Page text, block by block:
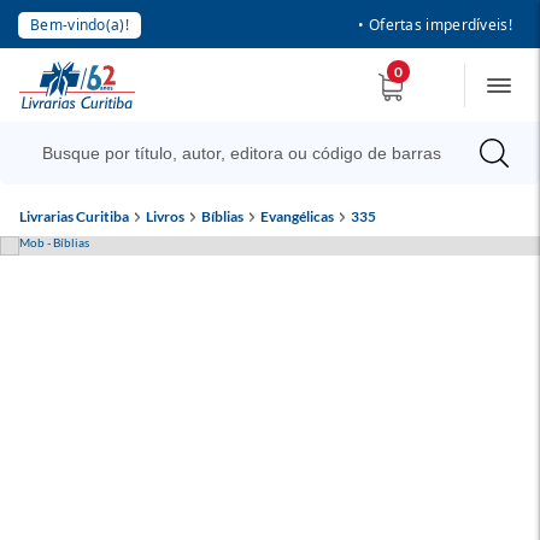
Bem-vindo(a)! • Ofertas imperdíveis!
0
Livrarias Curitiba Livros Bíblias Evangélicas 335